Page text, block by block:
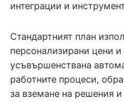
интеграции и
Стандартният план
персонализирани цени и
усъвършенствана
работните процеси,
за вземане на решения